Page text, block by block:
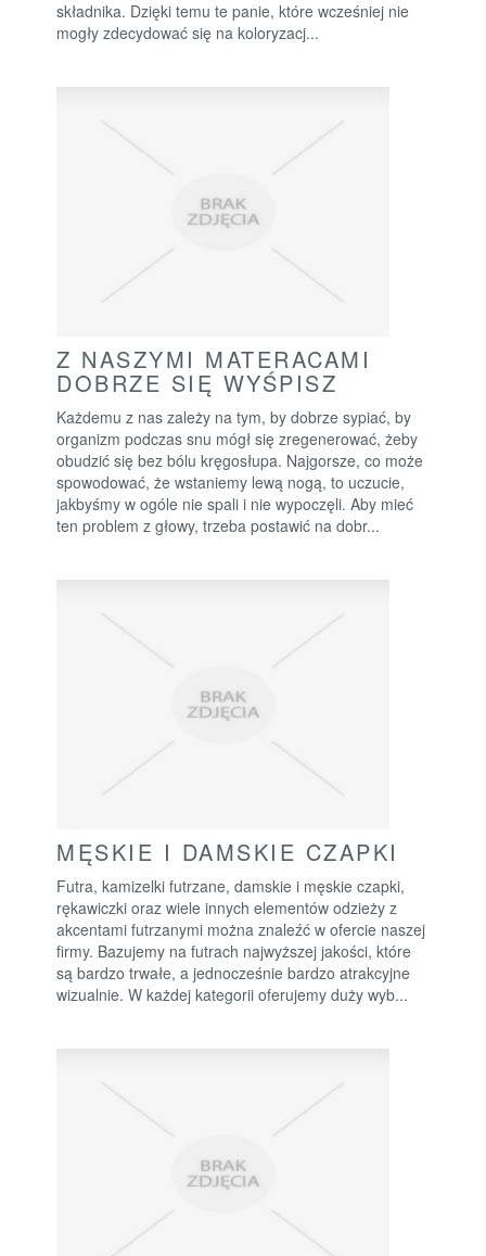
składnika. Dzięki temu te panie, które wcześniej nie
mogły zdecydować się na koloryzacj...
Z NASZYMI MATERACAMI
DOBRZE SIĘ WYŚPISZ
Każdemu z nas zależy na tym, by dobrze sypiać, by
organizm podczas snu mógł się zregenerować, żeby
obudzić się bez bólu kręgosłupa. Najgorsze, co może
spowodować, że wstaniemy lewą nogą, to uczucie,
jakbyśmy w ogóle nie spali i nie wypoczęli. Aby mieć
ten problem z głowy, trzeba postawić na dobr...
MĘSKIE I DAMSKIE CZAPKI
Futra, kamizelki futrzane, damskie i męskie czapki,
rękawiczki oraz wiele innych elementów odzieży z
akcentami futrzanymi można znaleźć w ofercie naszej
firmy. Bazujemy na futrach najwyższej jakości, które
są bardzo trwałe, a jednocześnie bardzo atrakcyjne
wizualnie. W każdej kategorii oferujemy duży wyb...